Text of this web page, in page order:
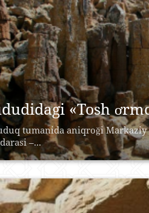
«Tosh
tumanida aniqroği
–...